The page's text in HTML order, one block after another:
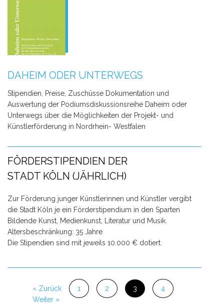
DAHEIM ODER UNTERWEGS
Stipendien, Preise, Zuschüsse Dokumentation und
Auswertung der Podiumsdiskussionsreihe Daheim oder
Unterwegs über die Möglichkeiten der Projekt- und
Künstlerförderung in Nordrhein- Westfalen
FÖRDERSTIPENDIEN DER
STADT KÖLN (JÄHRLICH)
Zur Förderung junger Künstlerinnen und Künstler vergibt
die Stadt Köln je ein Förderstipendium in den Sparten
Bildende Kunst, Medienkunst, Literatur und Musik.
Altersbeschränkung: 35 Jahre
Die Stipendien sind mit jeweils 10.000 € dotiert.
« Zurück 1 2 3
4
Weiter »